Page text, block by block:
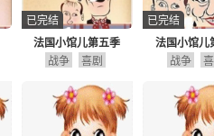
法国小馆儿第五季
已完结
战争 喜剧
法国小馆儿
已完结
战争